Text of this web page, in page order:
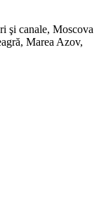
şi canale, Moscova
Marea Azov,